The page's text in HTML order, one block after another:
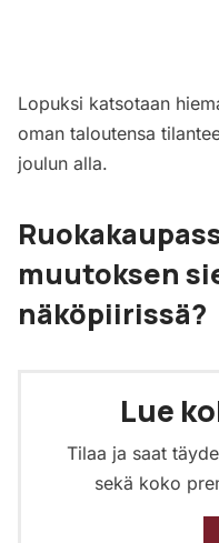
Lopuksi katsotaan
oman taloutensa
joulun alla.
muutoksen
näköpiirissä?
Lue
Tilaa ja saat
sekä koko